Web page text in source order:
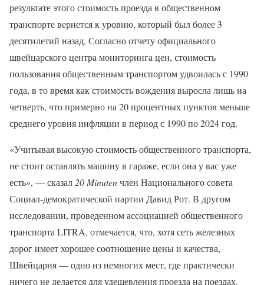
результате этого стоимость проезда в общественном
транспорте вернется к уровню, который был более 3
десятилетий назад. Согласно отчету официального
швейцарского центра мониторинга цен, стоимость
пользования общественным транспортом удвоилась с 1990
года, в то время как стоимость вождения выросла лишь на
четверть, что примерно на 20 процентных пунктов меньше
среднего уровня инфляции в период с 1990 по 2024 год.
«Учитывая высокую стоимость общественного транспорта,
не стоит оставлять машину в гараже, если она у вас уже
есть», — сказал 20 Minutenчлен Национального совета
Социал-демократической партии Давид Рот. В другом
исследовании, проведенном ассоциацией общественного
транспорта LITRA, отмечается, что, хотя сеть железных
дорог имеет хорошее соотношение цены и качества,
Швейцария — одно из немногих мест, где практически
ничего не делается для удешевления проезда на поездах.